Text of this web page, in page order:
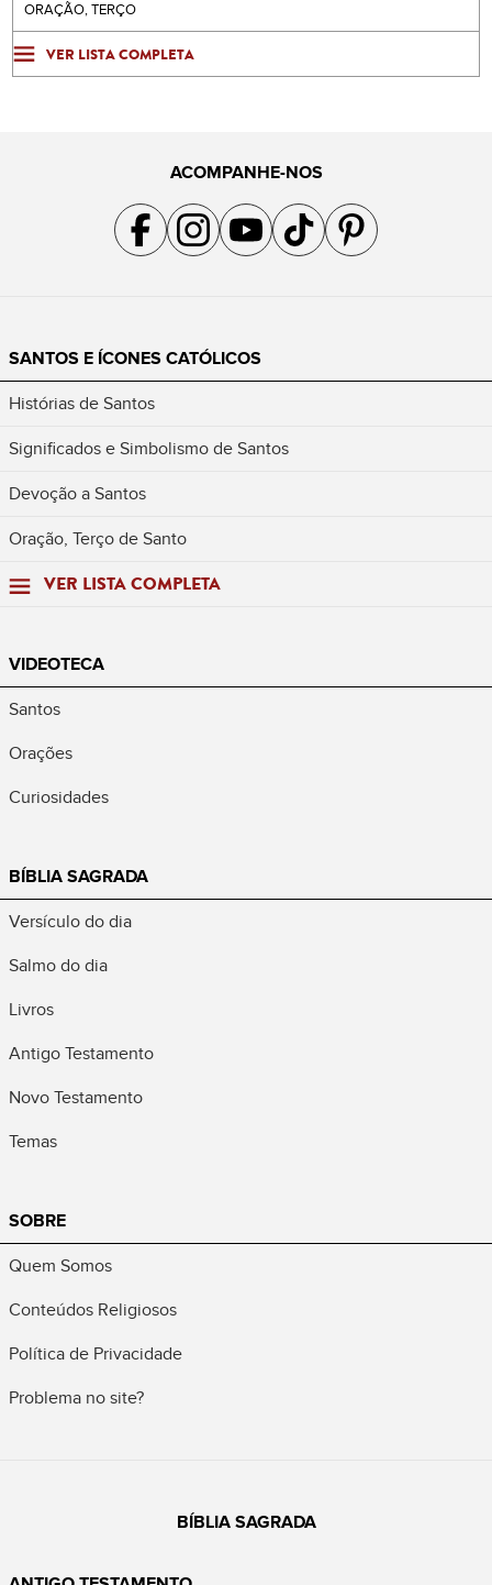
ORAÇÃO, TERÇO
VER LISTA COMPLETA
ACOMPANHE-NOS
Acompanhe a gente no Facebook
Acompanhe a gente no Instagram
Acompanhe a gente no YouTube
Acompanhe a gente no TikTok
Acompanhe a gente no
SANTOS E ÍCONES CATÓLICOS
Histórias de Santos
Significados e Simbolismo de Santos
Devoção a Santos
Oração, Terço de Santo
VER LISTA COMPLETA
VIDEOTECA
Santos
Orações
Curiosidades
BÍBLIA SAGRADA
Versículo do dia
Salmo do dia
Livros
Antigo Testamento
Novo Testamento
Temas
SOBRE
Quem Somos
Conteúdos Religiosos
Política de Privacidade
Problema no site?
BÍBLIA SAGRADA